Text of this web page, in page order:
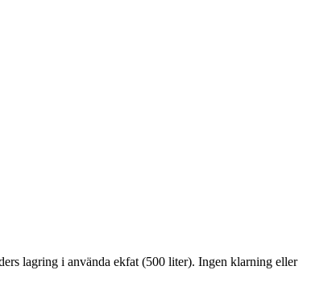
lagring i använda ekfat (500 liter). Ingen klarning eller